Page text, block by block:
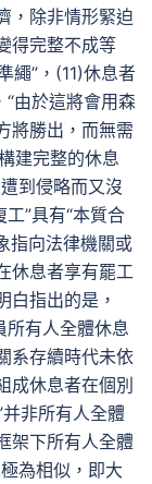
，除非情形緊迫
得完整不成等
繩”，(11)休息者
“由於這將會用森
將勝出，而無需
建完整的休息
到侵略而又沒
”具有“本質合
指向法律機關或
休息者享有罷工
白指出的是，
所有人全體休息
系存續時代未依
成休息者在個別
并非所有人全體
架下所有人全體
為相似，即大